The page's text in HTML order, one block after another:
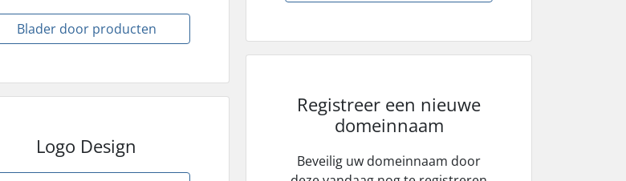
Blader door producten
Logo Design
Registreer een nieuwe
domeinnaam
Beveilig uw domeinnaam door